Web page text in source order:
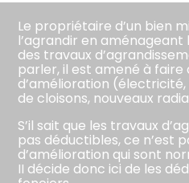
Le propriétaire d’un bien
l’agrandir en
des travaux
parler, il est amené à
d’amélioration
de cloisons, nouveaux
S’il sait que les travaux
pas déductibles, ce n’est
d’amélioration qui sont
II décide donc ici de les